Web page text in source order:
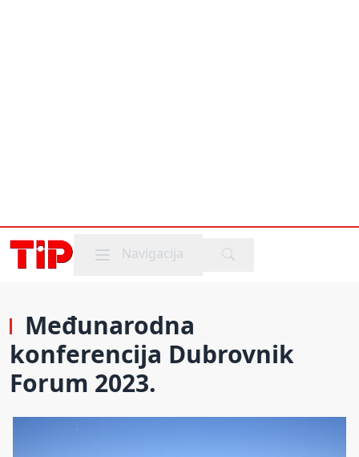
Mobile menu
Navigacija
Međunarodna
konferencija Dubrovnik
Forum 2023.